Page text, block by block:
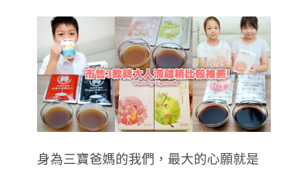
身為三寶爸媽的我們，最大的心願就是